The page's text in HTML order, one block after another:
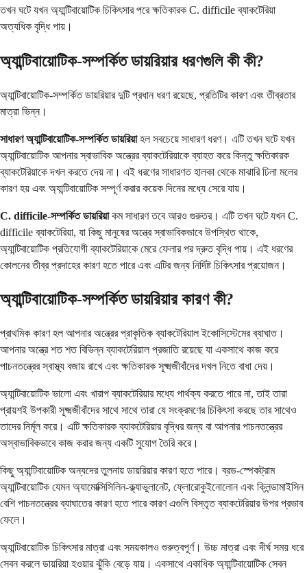
তখন ঘটে যখন অ্যান্টিবায়োটিক চিকিৎসার পরে ক্ষতিকারক C. difficile ব্যাকটেরিয়া
অত্যধিক বৃদ্ধি পায়।
অ্যান্টিবায়োটিক-সম্পর্কিত ডায়রিয়ার ধরণগুলি কী কী?
অ্যান্টিবায়োটিক-সম্পর্কিত ডায়রিয়ার দুটি প্রধান ধরণ রয়েছে, প্রতিটির কারণ এবং তীব্রতার
মাত্রা ভিন্ন।
সাধারণ অ্যান্টিবায়োটিক-সম্পর্কিত ডায়রিয়াহল সবচেয়ে সাধারণ ধরণ। এটি তখন ঘটে যখন
অ্যান্টিবায়োটিক আপনার স্বাভাবিক অন্ত্রের ব্যাকটেরিয়াকে ব্যাহত করে কিন্তু ক্ষতিকারক
ব্যাকটেরিয়াকে দখল করতে দেয় না। এই ধরণের সাধারণত হালকা থেকে মাঝারি ঢিলা মলের
কারণ হয় এবং অ্যান্টিবায়োটিক সম্পূর্ণ করার কয়েক দিনের মধ্যে সেরে যায়।
C. difficile-সম্পর্কিত ডায়রিয়াকম সাধারণ তবে আরও গুরুতর। এটি তখন ঘটে যখন C.
difficile ব্যাকটেরিয়া, যা কিছু মানুষের অন্ত্রে স্বাভাবিকভাবে উপস্থিত থাকে,
অ্যান্টিবায়োটিক প্রতিযোগী ব্যাকটেরিয়াকে মেরে ফেলার পর দ্রুত বৃদ্ধি পায়। এই ধরণের
কোলনের তীব্র প্রদাহের কারণ হতে পারে এবং এটির জন্য নির্দিষ্ট চিকিৎসার প্রয়োজন।
অ্যান্টিবায়োটিক-সম্পর্কিত ডায়রিয়ার কারণ কী?
প্রাথমিক কারণ হল আপনার অন্ত্রের প্রাকৃতিক ব্যাকটেরিয়াল ইকোসিস্টেমের ব্যাঘাত।
আপনার অন্ত্রে শত শত বিভিন্ন ব্যাকটেরিয়াল প্রজাতি রয়েছে যা একসাথে কাজ করে
পাচনতন্ত্রের স্বাস্থ্য বজায় রাখে এবং ক্ষতিকারক সূক্ষ্মজীবাঁদের দখল নিতে বাধা দেয়।
অ্যান্টিবায়োটিক ভালো এবং খারাপ ব্যাকটেরিয়ার মধ্যে পার্থক্য করতে পারে না, তাই তারা
প্রায়শই উপকারী সূক্ষ্মজীবাঁদের সাথে সাথে তারা যে সংক্রমণের চিকিৎসা করছে তার সাথেও
তাদের নির্মূল করে। এটি ক্ষতিকারক ব্যাকটেরিয়ার বৃদ্ধির জন্য বা আপনার পাচনতন্ত্রের
অস্বাভাবিকভাবে কাজ করার জন্য একটি সুযোগ তৈরি করে।
কিছু অ্যান্টিবায়োটিক অন্যদের তুলনায় ডায়রিয়ার কারণ হতে পারে। ব্রড-স্পেকট্রাম
অ্যান্টিবায়োটিক যেমন অ্যামোক্সিসিলিন-ক্ল্যাভুলানেট, ফ্লোরোকুইনোলোন এবং ক্লিন্ডামাইসিন
বেশি পাচনতন্ত্রের ব্যাঘাতের কারণ হতে পারে কারণ এগুলি বিস্তৃত ব্যাকটেরিয়ার উপর প্রভাব
ফেলে।
অ্যান্টিবায়োটিক চিকিৎসার মাত্রা এবং সময়কালও গুরুত্বপূর্ণ। উচ্চ মাত্রা এবং দীর্ঘ সময় ধরে
সেবন করলে ডায়রিয়া হওয়ার ঝুঁকি বেড়ে যায়। একসাথে একাধিক অ্যান্টিবায়োটিক সেবন